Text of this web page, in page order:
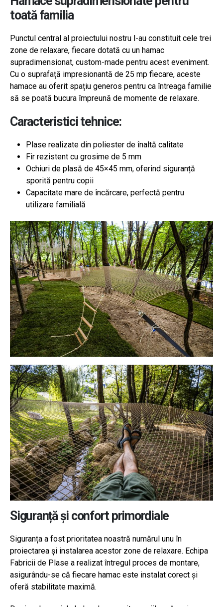
toată familia
Punctul central al proiectului nostru l-au constituit cele trei
zone de relaxare, fiecare dotată cu un hamac
supradimensionat, custom-made pentru acest eveniment.
Cu o suprafață impresionantă de 25 mp fiecare, aceste
hamace au oferit spațiu generos pentru ca întreaga familie
să se poată bucura împreună de momente de relaxare.
Caracteristici tehnice:
Plase realizate din poliester de înaltă calitate
Fir rezistent cu grosime de 5 mm
Ochiuri de plasă de 45×45 mm, oferind siguranță
sporită pentru copii
Capacitate mare de încărcare, perfectă pentru
utilizare familială
Siguranță și confort primordiale
Siguranța a fost prioritatea noastră numărul unu în
proiectarea și instalarea acestor zone de relaxare. Echipa
Fabricii de Plase a realizat întregul proces de montare,
asigurându-se că fiecare hamac este instalat corect și
oferă stabilitate maximă.